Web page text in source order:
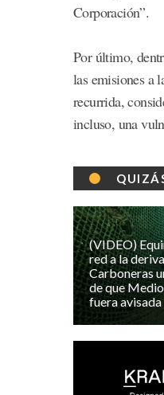
Corporación”.
Por último,
las emisiones a
recurrida,
incluso, una
(VIDEO)
red a la
Carboneras
de que
fuera